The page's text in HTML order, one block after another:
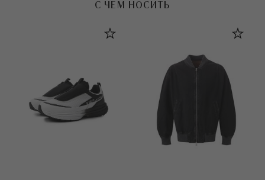
С ЧЕМ НОСИТЬ